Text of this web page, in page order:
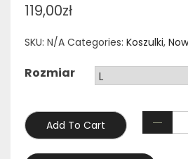
119,00zł
SKU: N/A Categories: Koszulki,
Rozmiar
Add To Cart